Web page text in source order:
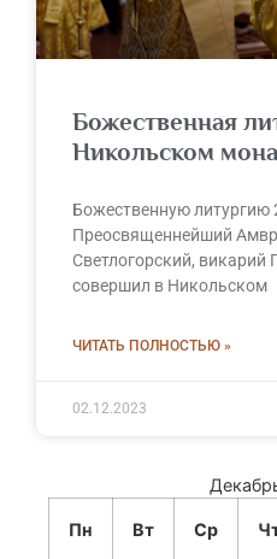
Божественная
Никольском
Божественную литургию
Преосвященнейший
Светлогорский, викарий
совершил в Никольском
ЧИТАТЬ ПОЛНОСТЬЮ »
02.12.2023
Пн Вт Ср